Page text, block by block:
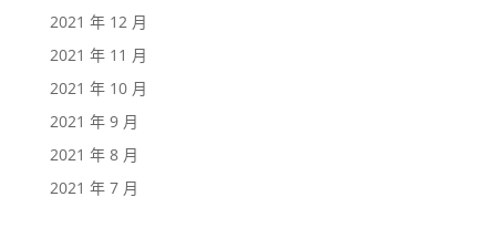
2021 年 12 月
2021 年 11 月
2021 年 10 月
2021 年 9 月
2021 年 8 月
2021 年 7 月